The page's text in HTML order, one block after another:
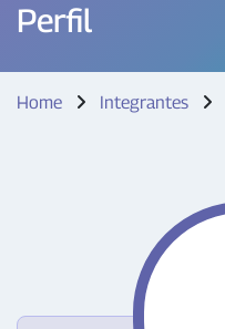
Perfil
Home Integrantes